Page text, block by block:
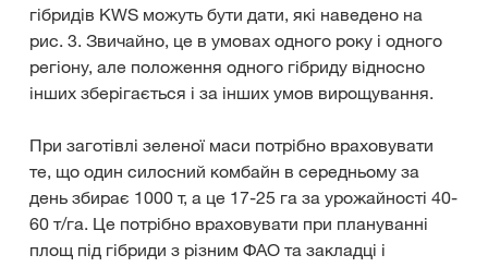
гібридів KWS можуть бути дати, які наведено на
рис. 3. Звичайно, це в умовах одного року і одного
регіону, але положення одного гібриду відносно
інших зберігається і за інших умов вирощування.
При заготівлі зеленої маси потрібно враховувати
те, що один силосний комбайн в середньому за
день збирає 1000 т, а це 17-25 га за урожайності 40-
60 т/га. Це потрібно враховувати при плануванні
площ під гібриди з різним ФАО та закладці і